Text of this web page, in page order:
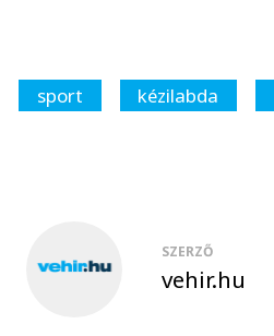
sport kézilabda
SZERZŐ
vehir.hu